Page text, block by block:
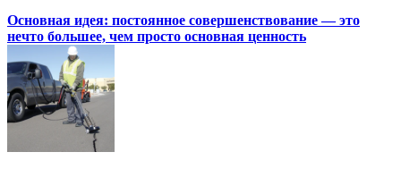
Основная идея: постоянное совершенствование — это
нечто большее, чем просто основная ценность